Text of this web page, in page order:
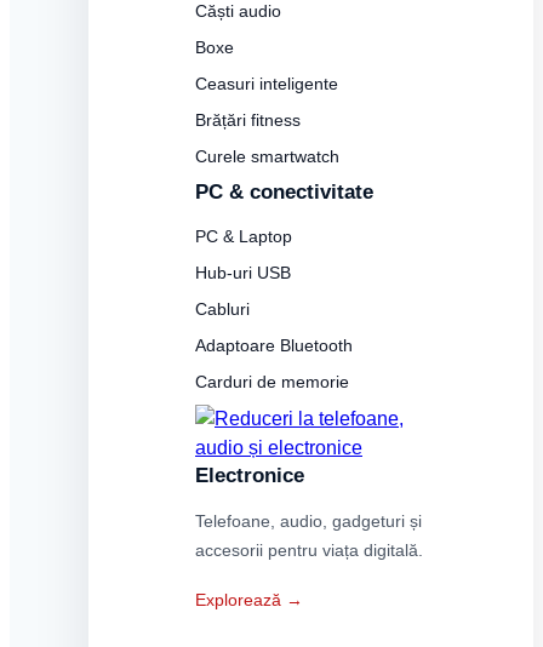
Căști audio
Boxe
Ceasuri inteligente
Brățări fitness
Curele smartwatch
PC & conectivitate
PC & Laptop
Hub-uri USB
Cabluri
Adaptoare Bluetooth
Carduri de memorie
Electronice
Telefoane, audio, gadgeturi și
accesorii pentru viața digitală.
Explorează →